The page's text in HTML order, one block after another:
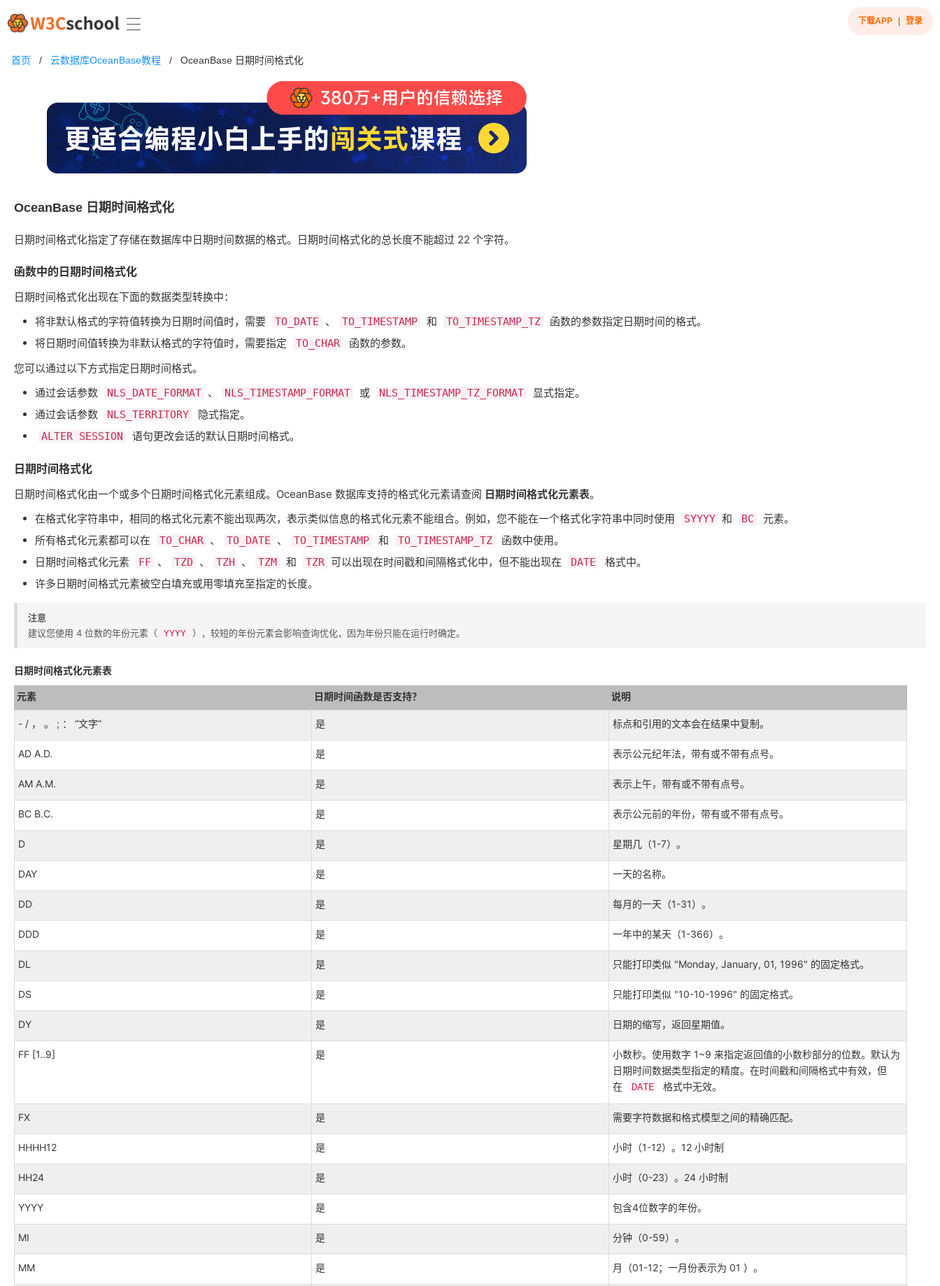
下载APP 登录
首页 / 云数据库OceanBase教程 / OceanBase 日期时间格式化
OceanBase 日期时间格式化
日期时间格式化指定了存储在数据库中日期时间数据的格式。日期时间格式化的总长度不能超过 22 个字符。
函数中的日期时间格式化
日期时间格式化出现在下面的数据类型转换中：
将非默认格式的字符值转换为日期时间值时，需要 ​
TO_DATE ​、​ TO_TIMESTAMP ​ 和 ​ TO_TIMESTAMP_TZ
​ 函数的参数指定日期时间的格式。
将日期时间值转换为非默认格式的字符值时，需要指定 ​
TO_CHAR
​ 函数的参数。
您可以通过以下方式指定日期时间格式。
通过会话参数 ​
NLS_DATE_FORMAT ​、​ NLS_TIMESTAMP_FORMAT ​ 或 ​ NLS_TIMESTAMP_TZ_FORMAT
​ 显式指定。
通过会话参数 ​
NLS_TERRITORY ​ 隐式指定。
ALTER SESSION ​ 语句更改会话的默认日期时间格式。
日期时间格式化
日期时间格式化由一个或多个日期时间格式化元素组成。OceanBase 数据库支持的格式化元素请查阅 日期时间格式化元素表。
在格式化字符串中，相同的格式化元素不能出现两次，表示类似信息的格式化元素不能组合。例如，您不能在一个格式化字符串中同时使用 ​
SYYYY ​和 ​ BC
​ 元素。
所有格式化元素都可以在 ​
TO_CHAR ​、​ TO_DATE ​、​ TO_TIMESTAMP ​ 和 ​ TO_TIMESTAMP_TZ
​ 函数中使用。
日期时间格式化元素 ​
FF ​、​ TZD ​、​ TZH ​、​ TZM ​ 和 ​ TZR ​可以出现在时间戳和间隔格式化中，但不能出现在 ​ DATE
​ 格式中。
许多日期时间格式元素被空白填充或用零填充至指定的长度。
注意
建议您使用 4 位数的年份元素（​
YYYY ​），较短的年份元素会影响查询优化，因为年份只能在运行时确定。
日期时间格式化元素表
元素 日期时间函数是否支持？ 说明
- / ， 。 ; ： “文字” 是 标点和引用的文本会在结果中复制。
AD A.D. 是 表示公元纪年法，带有或不带有点号。
AM A.M. 是 表示上午，带有或不带有点号。
BC B.C. 是 表示公元前的年份，带有或不带有点号。
D 是 星期几（1-7）。
DAY 是 一天的名称。
DD 是 每月的一天（1-31）。
DDD 是 一年中的某天（1-366）。
DL 是 只能打印类似 "Monday, January, 01, 1996" 的固定格式。
DS 是 只能打印类似 "10-10-1996" 的固定格式。
DY 是 日期的缩写，返回星期值。
FF [1..9] 是
小数秒。使用数字 1~9 来指定返回值的小数秒部分的位数。默认为
日期时间数据类型指定的精度。在时间戳和间隔格式中有效，但
在
DATE 格式中无效。
FX 是 需要字符数据和格式模型之间的精确匹配。
HHHH12 是 小时（1-12）。12 小时制
HH24 是 小时（0-23）。24 小时制
YYYY 是 包含4位数字的年份。
MI 是 分钟（0-59）。
MM 是 月（01-12；一月份表示为 01 ）。